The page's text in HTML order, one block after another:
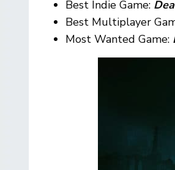
Best Indie Game:
Best Multiplayer
Most Wanted Game: